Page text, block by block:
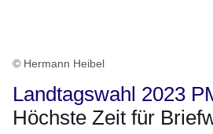
© Hermann Heibel
Landtagswahl 2023
Höchste Zeit für